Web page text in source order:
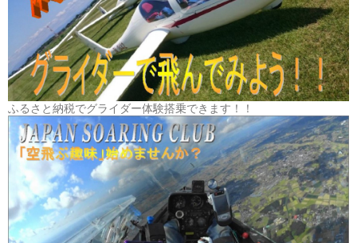
ふるさと納税でグライダー体験搭乗できます！！